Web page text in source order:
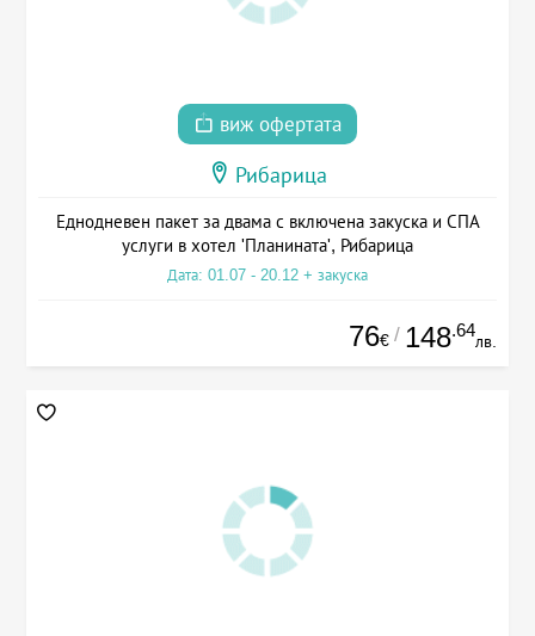
виж офертата
Рибарица
Еднодневен пакет за двама с включена закуска и СПА
услуги в хотел 'Планината', Рибарица
Дата: 01.07 - 20.12 + закуска
76€ / 148.64
лв.